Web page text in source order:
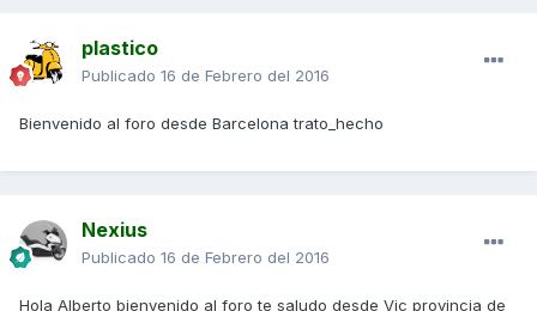
plastico
Publicado 16 de Febrero del 2016
Bienvenido al foro desde Barcelona trato_hecho
Nexius
Publicado 16 de Febrero del 2016
Hola Alberto bienvenido al foro te saludo desde Vic provincia de